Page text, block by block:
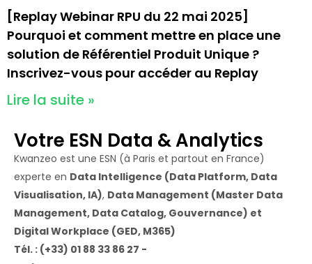
[Replay Webinar RPU du 22 mai 2025]
Pourquoi et comment mettre en place une
solution de Référentiel Produit Unique ?
Inscrivez-vous pour accéder au Replay
Lire la suite »
Votre ESN Data & Analytics
Kwanzeo est une ESN (à Paris et partout en France)
experte en Data Intelligence (Data Platform, Data
Visualisation, IA), Data Management (Master Data
Management, Data Catalog, Gouvernance) et
Digital Workplace (GED, M365)
Tél. : (+33) 01 88 33 86 27 -